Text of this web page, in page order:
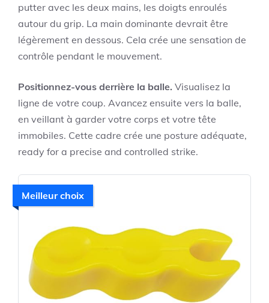
putter avec les deux mains, les doigts enroulés
autour du grip. La main dominante devrait être
légèrement en dessous. Cela crée une sensation de
contrôle pendant le mouvement.
Positionnez-vous derrière la balle. Visualisez la
ligne de votre coup. Avancez ensuite vers la balle,
en veillant à garder votre corps et votre tête
immobiles. Cette cadre crée une posture adéquate,
ready for a precise and controlled strike.
Meilleur choix